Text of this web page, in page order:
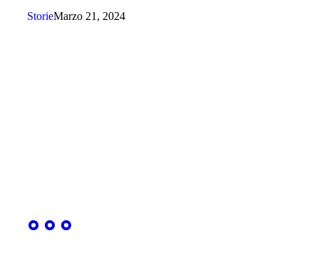
StorieMarzo 21, 2024